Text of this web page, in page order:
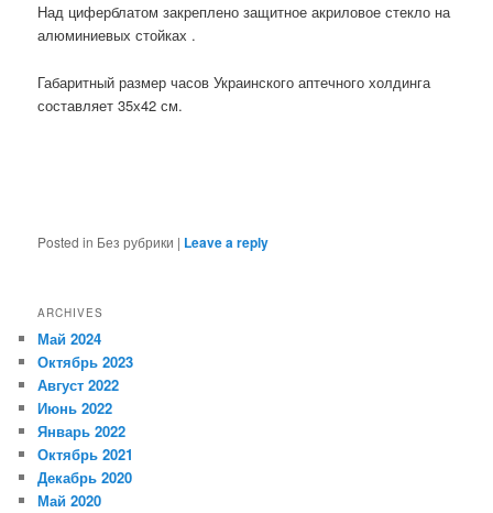
Над циферблатом закреплено защитное акриловое стекло на
алюминиевых стойках .
Габаритный размер часов Украинского аптечного холдинга
составляет 35х42 см.
Posted in Без рубрики | Leave a reply
ARCHIVES
Май 2024
Октябрь 2023
Август 2022
Июнь 2022
Январь 2022
Октябрь 2021
Декабрь 2020
Май 2020